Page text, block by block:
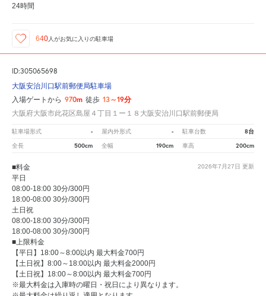
24時間
640 人がお気に入りの駐車場
ID:305065698
大阪安治川口駅前郵便局駐車場
入場ゲートから 970m 徒歩 13～19分
大阪府大阪市此花区島屋４丁目１ー１８大阪安治川口駅前郵便局
駐車場形式 - 屋内外形式 - 駐車台数 8台
全長 500cm 全幅 190cm 車高 200cm
2026年7月27日 更新
■料金
平日
08:00-18:00 30分/300円
18:00-08:00 30分/300円
土日祝
08:00-18:00 30分/300円
18:00-08:00 30分/300円
■上限料金
【平日】18:00～8:00以内 最大料金700円
【土日祝】8:00～18:00以内 最大料金2000円
【土日祝】18:00～8:00以内 最大料金700円
※最大料金は入庫時の曜日・祝日により異なります。